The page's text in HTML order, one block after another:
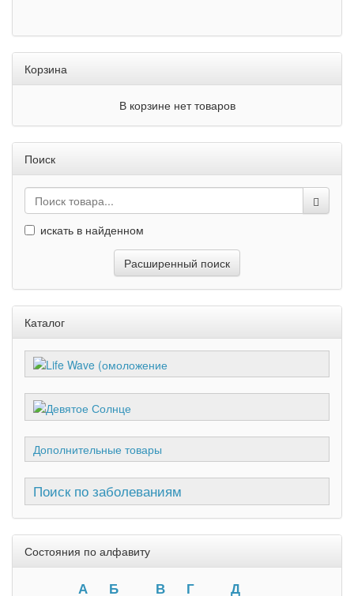
Корзина
В корзине нет товаров
Поиск
искать в найденном
Расширенный поиск
Каталог
Дополнительные товары
Поиск по заболеваниям
Состояния по алфавиту
А Б В Г
Д